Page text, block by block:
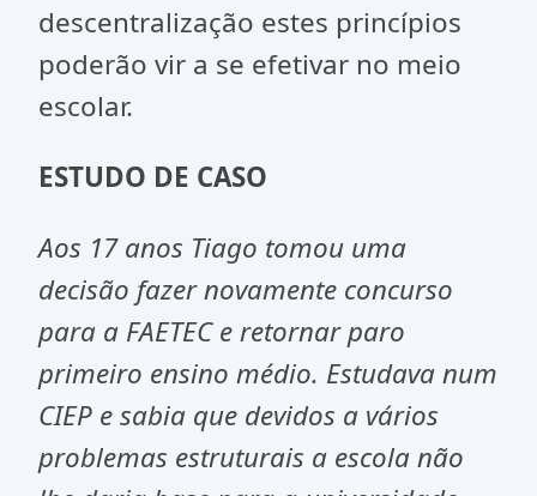
descentralização estes princípios
poderão vir a se efetivar no meio
escolar.
ESTUDO DE CASO
Aos 17 anos Tiago tomou uma
decisão fazer novamente concurso
para a FAETEC e retornar paro
primeiro ensino médio. Estudava num
CIEP e sabia que devidos a vários
problemas estruturais a escola não